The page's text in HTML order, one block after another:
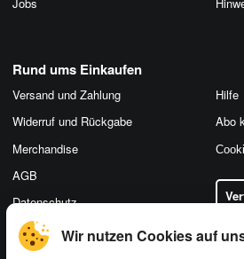
Wir nutzen Cookies auf
Rund ums Einkaufen
Versand und Zahlung
Widerruf und Rückgabe
Merchandise
AGB
Datenschutz
Hilfe
Abo